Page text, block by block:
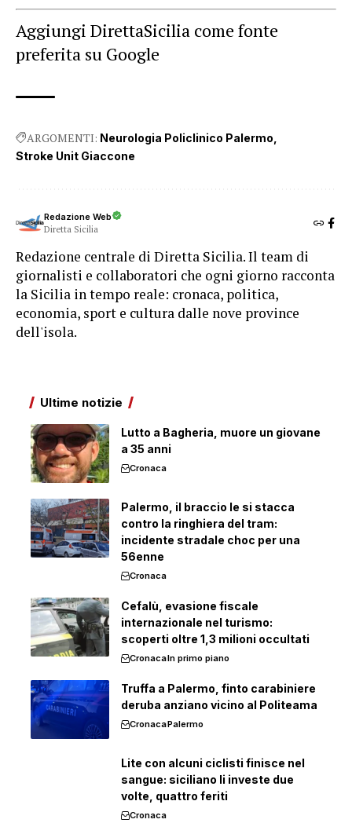
Aggiungi DirettaSicilia come fonte
preferita su Google
ARGOMENTI: Neurologia Policlinico Palermo
Stroke Unit Giaccone
Redazione Web
Diretta Sicilia
Redazione centrale di Diretta Sicilia. Il team di
giornalisti e collaboratori che ogni giorno racconta
la Sicilia in tempo reale: cronaca, politica,
economia, sport e cultura dalle nove province
dell'isola.
Ultime notizie
Lutto a Bagheria, muore un giovane
a 35 anni
Cronaca
Palermo, il braccio le si stacca
contro la ringhiera del tram:
incidente stradale choc per una
56enne
Cronaca
Cefalù, evasione fiscale
internazionale nel turismo:
scoperti oltre 1,3 milioni occultati
CronacaIn primo piano
Truffa a Palermo, finto carabiniere
deruba anziano vicino al Politeama
CronacaPalermo
Lite con alcuni ciclisti finisce nel
sangue: siciliano li investe due
volte, quattro feriti
Cronaca